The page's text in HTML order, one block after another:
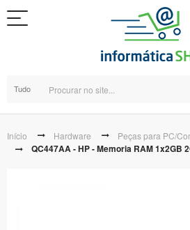
Tudo
Início Hardware Peças para PC/
QC447AA - HP - Memoria RAM 1x2GB